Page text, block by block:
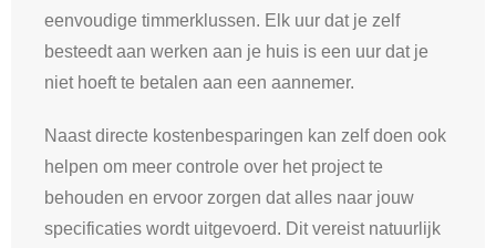
eenvoudige timmerklussen. Elk uur dat je zelf
besteedt aan werken aan je huis is een uur dat je
niet hoeft te betalen aan een aannemer.
Naast directe kostenbesparingen kan zelf doen ook
helpen om meer controle over het project te
behouden en ervoor zorgen dat alles naar jouw
specificaties wordt uitgevoerd. Dit vereist natuurlijk